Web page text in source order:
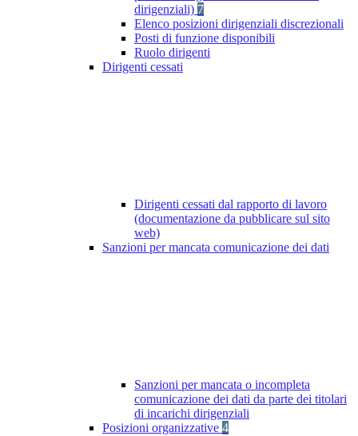
dirigenziali) 7
Elenco posizioni dirigenziali discrezionali
Posti di funzione disponibili
Ruolo dirigenti
Dirigenti cessati
Dirigenti cessati dal rapporto di lavoro
(documentazione da pubblicare sul sito
web)
Sanzioni per mancata comunicazione dei dati
Sanzioni per mancata o incompleta
comunicazione dei dati da parte dei titolari
di incarichi dirigenziali
Posizioni organizzative 4